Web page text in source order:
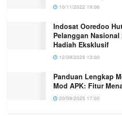
10/11/2022 19:06
Indosat Ooredoo
Pelanggan
Hadiah Eksklusif
12/09/2025 13:00
Panduan Lengkap
Mod APK: Fitur
20/09/2025 17:00